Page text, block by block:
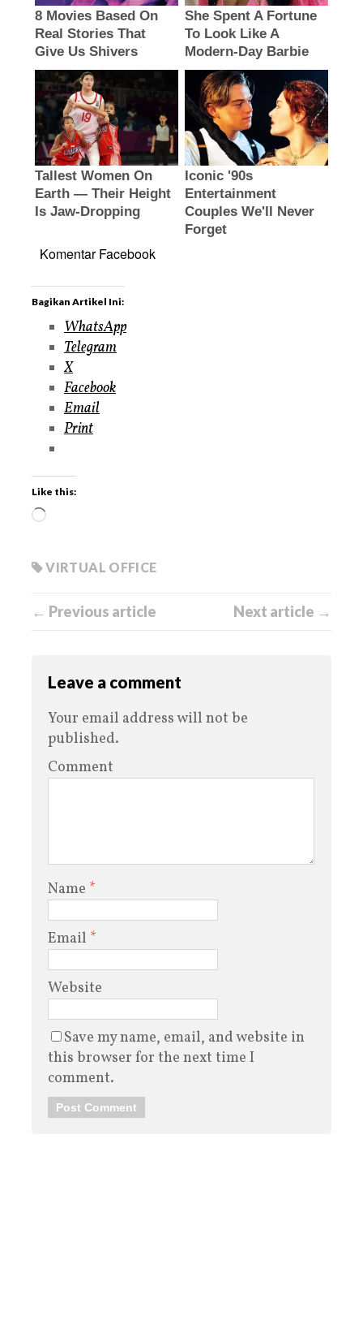
Komentar Facebook
Bagikan Artikel Ini:
WhatsApp
Telegram
X
Facebook
Email
Print
Like this:
VIRTUAL OFFICE
← Previous article Next article →
Leave a comment
Your email address will not be
published.
Comment
Name *
Email *
Website
Save my name, email, and website in
this browser for the next time I
comment.